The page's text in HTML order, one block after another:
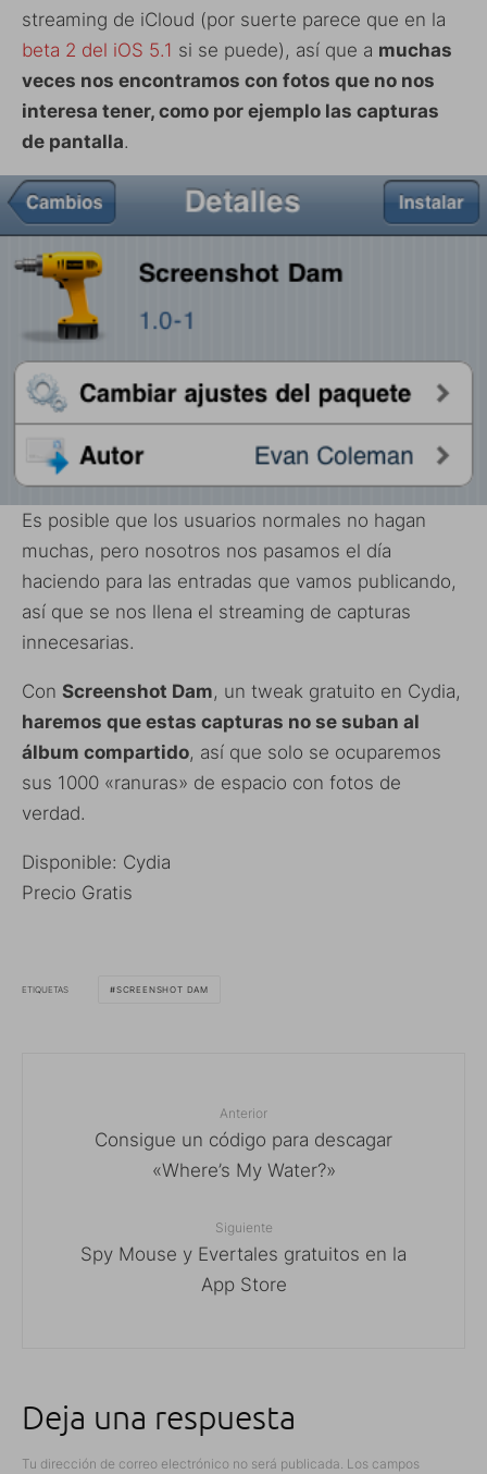
streaming de iCloud (por suerte parece que en la
beta 2 del iOS 5.1 si se puede), así que a muchas
veces nos encontramos con fotos que no nos
interesa tener, como por ejemplo las capturas
de pantalla.
Es posible que los usuarios normales no hagan
muchas, pero nosotros nos pasamos el día
haciendo para las entradas que vamos publicando,
así que se nos llena el streaming de capturas
innecesarias.
Con Screenshot Dam, un tweak gratuito en Cydia,
haremos que estas capturas no se suban al
álbum compartido, así que solo se ocuparemos
sus 1000 «ranuras» de espacio con fotos de
verdad.
Disponible: Cydia
Precio Gratis
ETIQUETAS SCREENSHOT DAM
Anterior
Consigue un código para descagar
«Where’s My Water?»
Siguiente
Spy Mouse y Evertales gratuitos en la
App Store
Deja una respuesta
Tu dirección de correo electrónico no será publicada. Los campos